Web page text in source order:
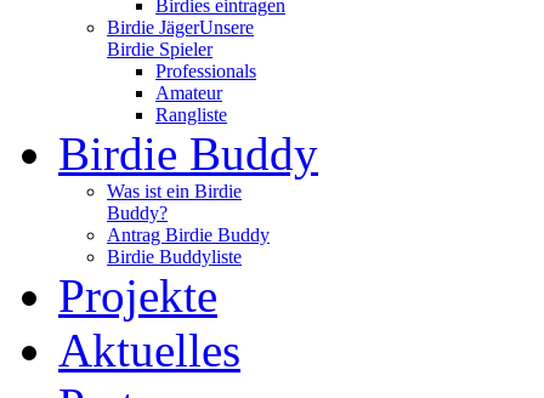
Birdies eintragen
Birdie JägerUnsere
Birdie Spieler
Professionals
Amateur
Rangliste
Birdie Buddy
Was ist ein Birdie
Buddy?
Antrag Birdie Buddy
Birdie Buddyliste
Projekte
Aktuelles